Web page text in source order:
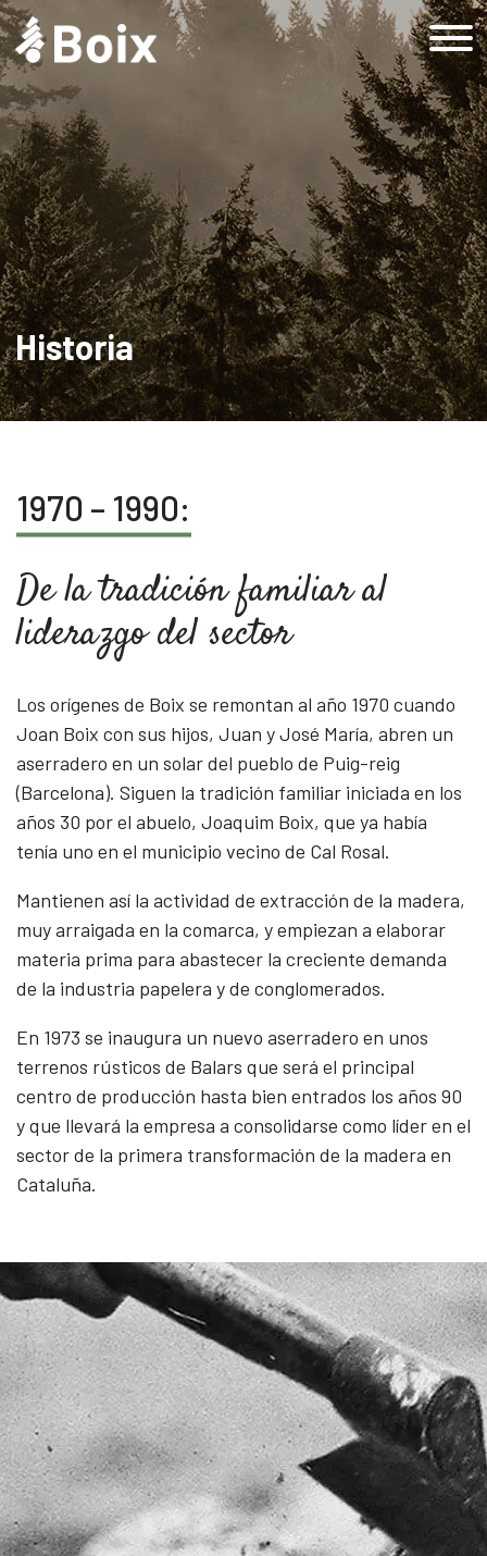
Inicio
Grup Boix
Historia
Empresa
Empresa responsable
Sostenibilidad
Objetivos de Desarrollo Sostenible
Sostenibilidad en Grup Boix
Sostenibilidad en Grup Boix
Madera
Biomasa
Embalajes
Seguridad Vial
Paneles CLT
Actualidad
CAS ENG CAT
Historia
1970 – 1990:
De la tradición familiar al
liderazgo del sector
Los orígenes de Boix se remontan al año 1970 cuando
Joan Boix con sus hijos, Juan y José María, abren un
aserradero en un solar del pueblo de Puig-reig
(Barcelona). Siguen la tradición familiar iniciada en los
años 30 por el abuelo, Joaquim Boix, que ya había
tenía uno en el municipio vecino de Cal Rosal.
Mantienen así la actividad de extracción de la madera,
muy arraigada en la comarca, y empiezan a elaborar
materia prima para abastecer la creciente demanda
de la industria papelera y de conglomerados.
En 1973 se inaugura un nuevo aserradero en unos
terrenos rústicos de Balars que será el principal
centro de producción hasta bien entrados los años 90
y que llevará la empresa a consolidarse como líder en el
sector de la primera transformación de la madera en
Cataluña.